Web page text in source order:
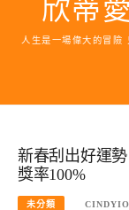
欣蒂
人生是一場偉大的冒險
新春刮出好運
獎率100%
未分類